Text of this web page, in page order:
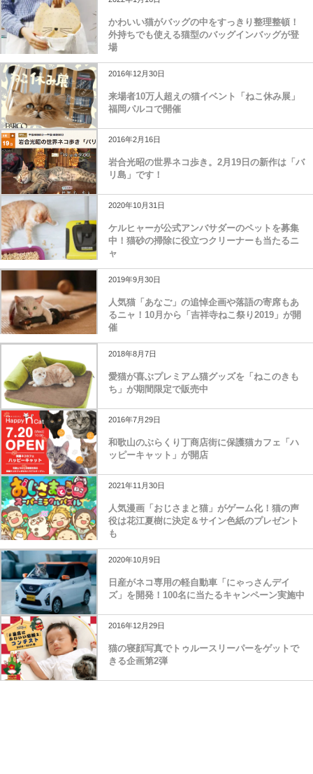
かわいい猫がバッグの中をすっきり整理整頓！
外持ちでも使える猫型のバッグインバッグが登
場
2016年12月30日
来場者10万人超えの猫イベント「ねこ休み展」
福岡パルコで開催
2016年2月16日
岩合光昭の世界ネコ歩き。2月19日の新作は「バ
リ島」です！
2020年10月31日
ケルヒャーが公式アンバサダーのペットを募集
中！猫砂の掃除に役立つクリーナーも当たるニ
ャ
2019年9月30日
人気猫「あなご」の追悼企画や落語の寄席もあ
るニャ！10月から「吉祥寺ねこ祭り2019」が開
催
2018年8月7日
愛猫が喜ぶプレミアム猫グッズを「ねこのきも
ち」が期間限定で販売中
2016年7月29日
和歌山のぶらくり丁商店街に保護猫カフェ「ハ
ッピーキャット」が開店
2021年11月30日
人気漫画「おじさまと猫」がゲーム化！猫の声
役は花江夏樹に決定＆サイン色紙のプレゼント
も
2020年10月9日
日産がネコ専用の軽自動車「にゃっさんデイ
ズ」を開発！100名に当たるキャンペーン実施中
2016年12月29日
猫の寝顔写真でトゥルースリーパーをゲットで
きる企画第2弾